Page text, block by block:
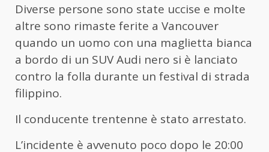
Diverse persone sono state uccise e molte
altre sono rimaste ferite a Vancouver
quando un uomo con una maglietta bianca
a bordo di un SUV Audi nero si è lanciato
contro la folla durante un festival di strada
filippino.
Il conducente trentenne è stato arrestato.
L’incidente è avvenuto poco dopo le 20:00